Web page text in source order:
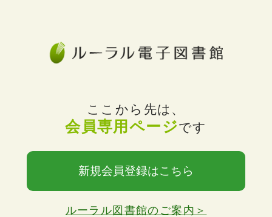
ここから先は、
会員専用ページです
新規会員登録はこちら
ルーラル図書館のご案内＞